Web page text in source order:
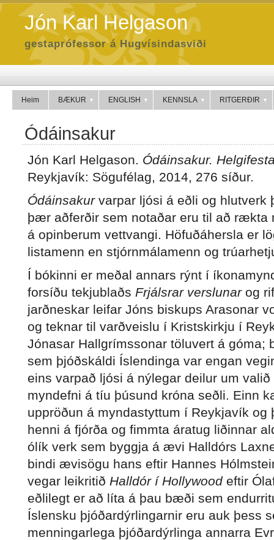
Jón Karl Helgason
gestaprófessor á Hugvísindasviði
Heim BÆKUR ENGLISH KENNSLA RITGERÐIR
Ódáinsakur
Jón Karl Helgason. Ódáinsakur.
Reykjavík: Sögufélag, 2014, 276 síður.
Ódáinsakurvarpar ljósi á eðli og hlutverk
þær aðferðir sem notaðar eru til að rækta
á opinberum vettvangi. Höfuðáhersla er
listamenn en stjórnmálamenn og
Í bókinni er meðal annars rýnt í
forsíðu tekjublaðs Frjálsrar verslunarog
jarðneskar leifar Jóns biskups Arasonar
og teknar til varðveislu í Kristskirkju í
Jónasar Hallgrímssonar töluvert á góma;
sem þjóðskáldi Íslendinga var engan
eins varpað ljósi á nýlegar deilur um
myndefni á tíu þúsund króna seðli. Einn
uppröðun á myndastyttum í Reykjavík og
henni á fjórða og fimmta áratug liðinnar
ólík verk sem byggja á ævi Halldórs
bindi ævisögu hans eftir Hannes
vegar leikritið Halldór í Hollywoodeftir
eðlilegt er að líta á þau bæði sem
Íslensku þjóðardýrlingarnir eru auk þess
menningarlega þjóðardýrlinga annarra